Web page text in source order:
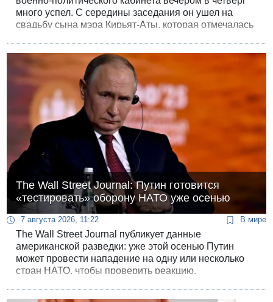
много успел. С середины заседания он ушел на
свадьбу сына мэра Кирьят-Аты, которая отмечалась
The Wall Street Journal: Путин готовится
«тестировать» оборону НАТО уже осенью
7 августа 2026, 11:22 В мире
The Wall Street Journal публикует данные
американской разведки: уже этой осенью Путин
может провести нападение на одну или несколько
стран НАТО, чтобы проверить реакцию.